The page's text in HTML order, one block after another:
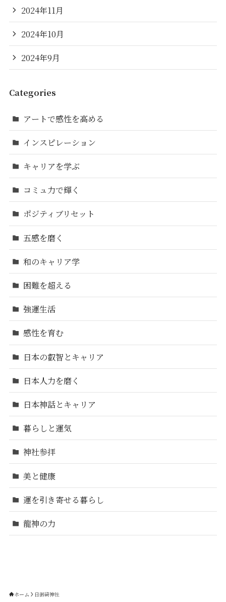
2024年11月
2024年10月
2024年9月
Categories
アートで感性を高める
インスピレーション
キャリアを学ぶ
コミュ力で輝く
ポジティブリセット
五感を磨く
和のキャリア学
困難を超える
強運生活
感性を育む
日本の叡智とキャリア
日本人力を磨く
日本神話とキャリア
暮らしと運気
神社参拝
美と健康
運を引き寄せる暮らし
龍神の力
ホーム 日御碕神社